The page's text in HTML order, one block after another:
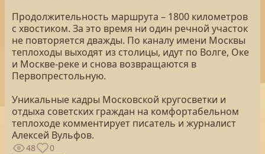
Продолжительность маршрута – 1800 километров
с хвостиком. За это время ни один речной участок
не повторяется дважды. По каналу имени Москвы
теплоходы выходят из столицы, идут по Волге, Оке
и Москве-реке и снова возвращаются в
Первопрестольную.
Уникальные кадры Московской кругосветки и
отдыха советских граждан на комфортабельном
теплоходе комментирует писатель и журналист
Алексей Вульфов.
48 0